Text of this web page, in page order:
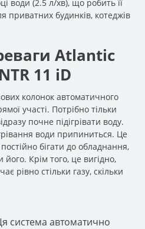
води (2.5 л/хв), що робить її
приватних будинків, котеджів
Atlantic
11 iD
колонок автоматичного
участі. Потрібно тільки
почне підігрівати воду.
води припиниться. Це
бігати до обладнання,
Крім того, це вигідно,
рівно стільки газу, скільки
система автоматично